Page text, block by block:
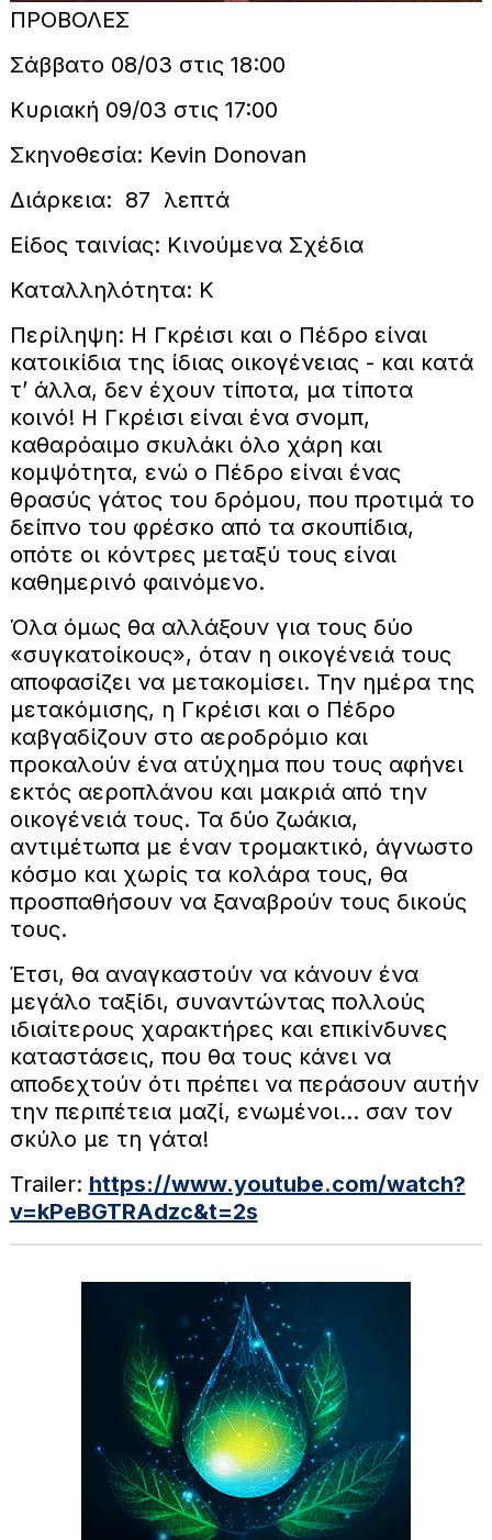
ΠΡΟΒΟΛΕΣ
Σάββατο 08/03 στις 18:00
Κυριακή 09/03 στις 17:00
Σκηνοθεσία: Kevin Donovan
Διάρκεια: 87 λεπτά
Είδος ταινίας: Κινούμενα Σχέδια
Καταλληλότητα: Κ
Περίληψη: Η Γκρέισι και ο Πέδρο είναι
κατοικίδια της ίδιας οικογένειας - και κατά
τ’ άλλα, δεν έχουν τίποτα, μα τίποτα
κοινό! Η Γκρέισι είναι ένα σνομπ,
καθαρόαιμο σκυλάκι όλο χάρη και
κομψότητα, ενώ ο Πέδρο είναι ένας
θρασύς γάτος του δρόμου, που προτιμά το
δείπνο του φρέσκο από τα σκουπίδια,
οπότε οι κόντρες μεταξύ τους είναι
καθημερινό φαινόμενο.
Όλα όμως θα αλλάξουν για τους δύο
«συγκατοίκους», όταν η οικογένειά τους
αποφασίζει να μετακομίσει. Την ημέρα της
μετακόμισης, η Γκρέισι και ο Πέδρο
καβγαδίζουν στο αεροδρόμιο και
προκαλούν ένα ατύχημα που τους αφήνει
εκτός αεροπλάνου και μακριά από την
οικογένειά τους. Τα δύο ζωάκια,
αντιμέτωπα με έναν τρομακτικό, άγνωστο
κόσμο και χωρίς τα κολάρα τους, θα
προσπαθήσουν να ξαναβρούν τους δικούς
τους.
Έτσι, θα αναγκαστούν να κάνουν ένα
μεγάλο ταξίδι, συναντώντας πολλούς
ιδιαίτερους χαρακτήρες και επικίνδυνες
καταστάσεις, που θα τους κάνει να
αποδεχτούν ότι πρέπει να περάσουν αυτήν
την περιπέτεια μαζί, ενωμένοι… σαν τον
σκύλο με τη γάτα!
Trailer: https://www.youtube.com/watch?
v=kPeBGTRAdzc&t=2s